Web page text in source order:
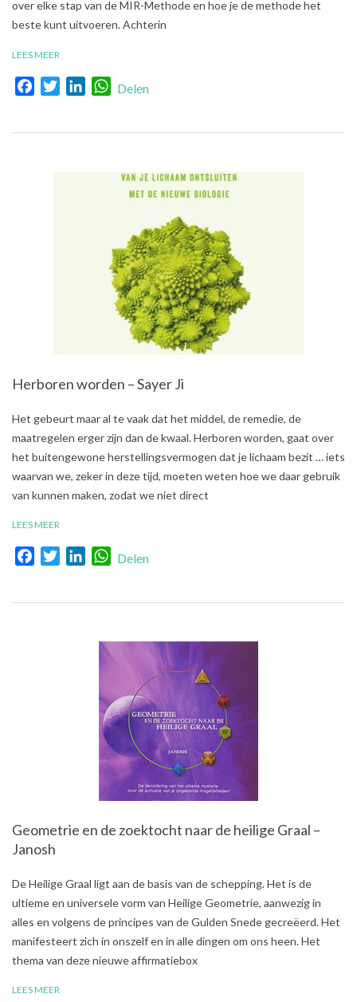
over elke stap van de MIR-Methode en hoe je de methode het
beste kunt uitvoeren. Achterin
LEES MEER
FacebookTwitterLinkedInWhatsApp
Delen
Herboren worden – Sayer Ji
2018-
30
Het gebeurt maar al te vaak dat het middel, de remedie, de
maatregelen erger zijn dan de kwaal. Herboren worden, gaat over
het buitengewone herstellingsvermogen dat je lichaam bezit … iets
waarvan we, zeker in deze tijd, moeten weten hoe we daar gebruik
van kunnen maken, zodat we niet direct
LEES MEER
FacebookTwitterLinkedInWhatsApp
Delen
Geometrie en de zoektocht naar de heilige Graal –
Janosh
2018-
08-
30
De Heilige Graal ligt aan de basis van de schepping. Het is de
ultieme en universele vorm van Heilige Geometrie, aanwezig in
alles en volgens de principes van de Gulden Snede gecreëerd. Het
manifesteert zich in onszelf en in alle dingen om ons heen. Het
thema van deze nieuwe affirmatiebox
LEES MEER